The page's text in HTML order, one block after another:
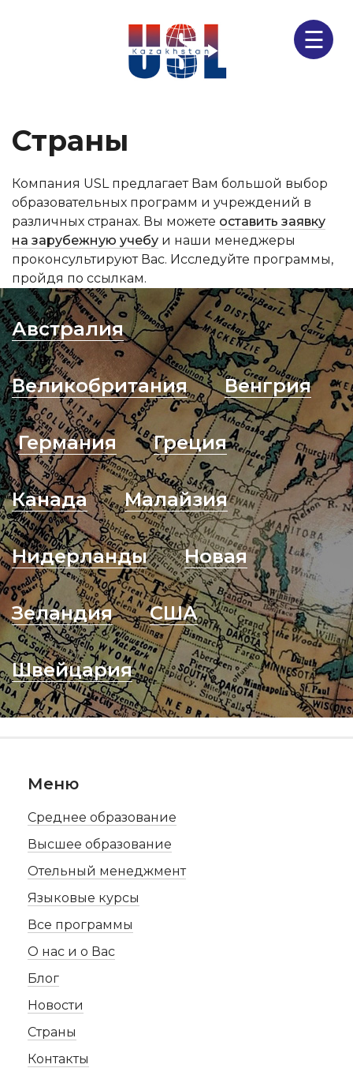
☰
Страны
Компания USL предлагает Вам большой выбор
образовательных программ и учреждений в
различных странах. Вы можете оставить заявку
на зарубежную учебу и наши менеджеры
проконсультируют Вас. Исследуйте программы,
пройдя по ссылкам.
Австралия
Великобритания Венгрия
Германия Греция
Канада Малайзия
Нидерланды Новая
Зеландия США
Швейцария
Меню
Среднее образование
Высшее образование
Отельный менеджмент
Языковые курсы
Все программы
О нас и о Вас
Блог
Новости
Страны
Контакты